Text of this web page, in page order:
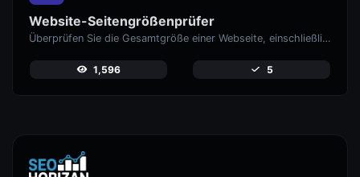
Website-Seitengrößenprüfer
Überprüfen Sie die Gesamtgröße einer Webseite, einschließlich aller Ressourcen, für die Leistungsanalyse.
1,596 5